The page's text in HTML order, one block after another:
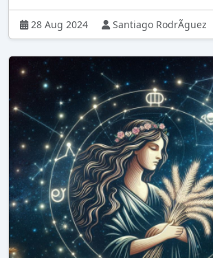
28 Aug 2024 Santiago RodrÃ­guez